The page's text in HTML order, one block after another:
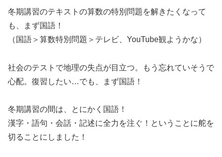
冬期講習のテキストの算数の特別問題を解きたくなって
も、まず国語！
（国語＞算数特別問題＞テレビ、YouTube観ようかな）
社会のテストで地理の失点が目立つ。もう忘れていそうで
心配。復習したい…でも、まず国語！
冬期講習の間は、とにかく国語！
漢字・語句・会話・記述に全力を注ぐ！ということに舵を
切ることにしました！